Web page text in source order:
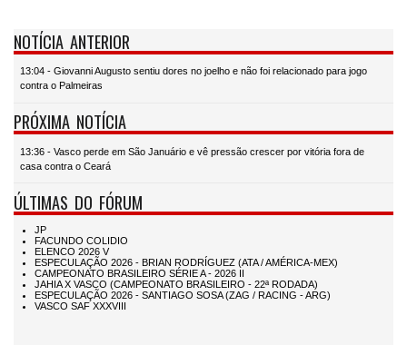
NOTÍCIA ANTERIOR
13:04 - Giovanni Augusto sentiu dores no joelho e não foi relacionado para jogo
contra o Palmeiras
PRÓXIMA NOTÍCIA
13:36 - Vasco perde em São Januário e vê pressão crescer por vitória fora de
casa contra o Ceará
ÚLTIMAS DO FÓRUM